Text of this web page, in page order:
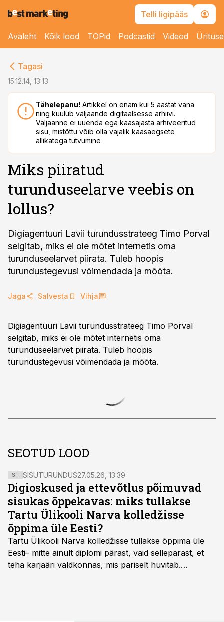
Telli ligipääs
Avaleht Kõik lood TOPid Podcastid Videod
Tagasi
15.12.14, 13:13
Tähelepanu! Artikkel on enam kui 5 aastat vana
ning kuulub väljaande digitaalsesse arhiivi.
Väljaanne ei uuenda ega kaasajasta arhiveeritud
sisu, mistõttu võib olla vajalik kaasaegsete
allikatega tutvumine
Miks piiratud
turunduseelarve veebis on
lollus?
Digiagentuuri Lavii turundusstrateeg Timo Porval
selgitab, miks ei ole mõtet internetis oma
turunduseelarvet piirata. Tuleb hoopis
turundustegevusi võimendada ja mõõta.
Jaga Salvesta Vihja
Digiagentuuri Lavii turundusstrateeg Timo Porval
selgitab, miks ei ole mõtet internetis oma
turunduseelarvet piirata. Tuleb hoopis
turundustegevusi võimendada ja mõõta.
SEOTUD LOOD
ST SISUTURUNDUS27.05.26, 13:39
Digioskused ja ettevõtlus põimuvad
sisukas õppekavas: miks tullakse
Tartu Ülikooli Narva kolledžisse
õppima üle Eesti?
Tartu Ülikooli Narva kolledžisse tullakse õppima üle
Eesti– mitte ainult diplomi pärast, vaid sellepärast, et
teha karjääri valdkonnas, mis päriselt huvitab.